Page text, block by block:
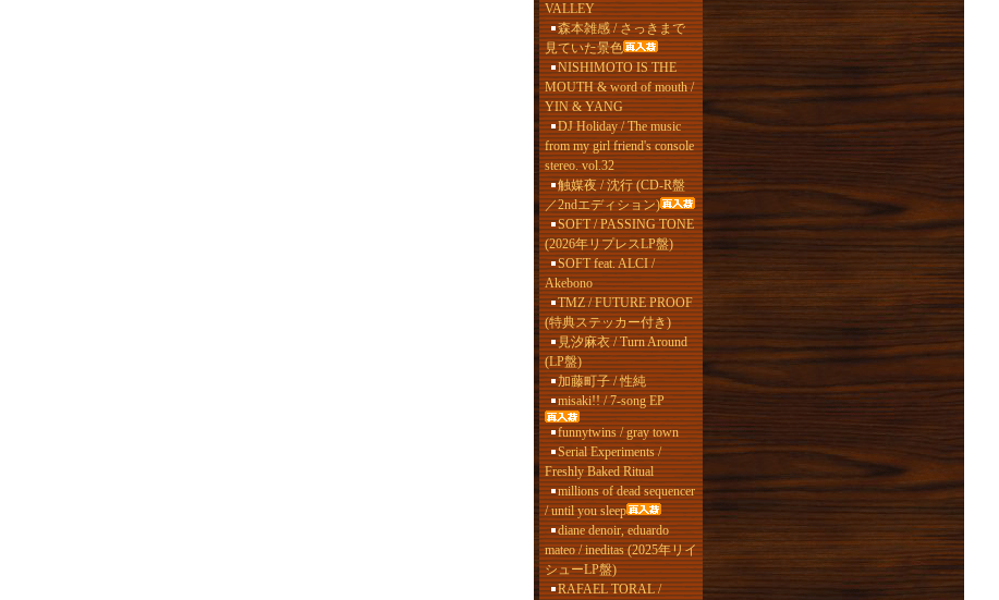
VALLEY
森本雑感 / さっきまで
見ていた景色
NISHIMOTO IS THE
MOUTH & word of mouth /
YIN & YANG
DJ Holiday / The music
from my girl friend's console
stereo. vol.32
触媒夜 / 沈行 (CD-R盤
／2ndエディション)
SOFT / PASSING TONE
(2026年リプレスLP盤)
SOFT feat. ALCI /
Akebono
TMZ / FUTURE PROOF
(特典ステッカー付き)
見汐麻衣 / Turn Around
(LP盤)
加藤町子 / 性純
misaki!! / 7-song EP
funnytwins / gray town
Serial Experiments /
Freshly Baked Ritual
millions of dead sequencer
/ until you sleep
diane denoir, eduardo
mateo / ineditas (2025年リイ
シューLP盤)
RAFAEL TORAL /